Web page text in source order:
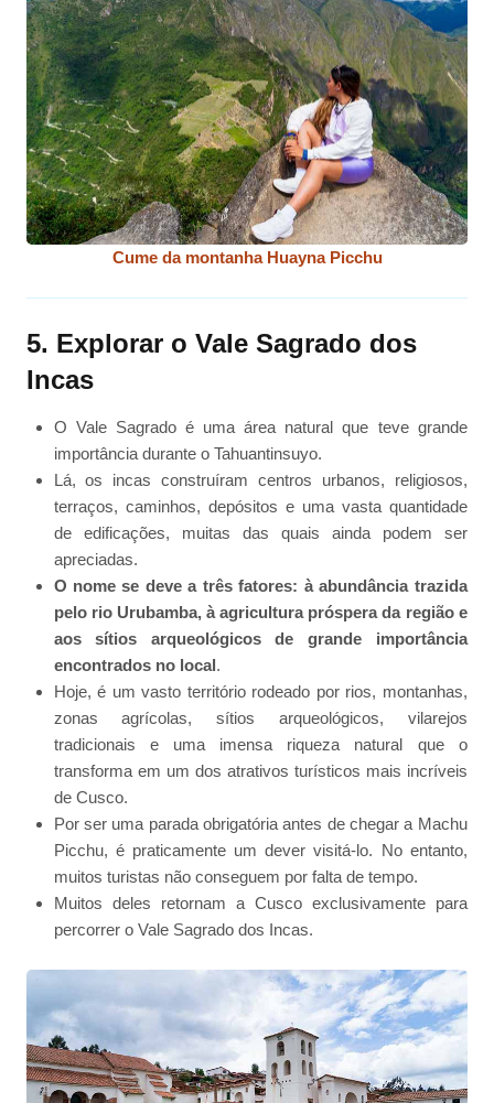
Cume da montanha Huayna Picchu
5. Explorar o Vale Sagrado dos
Incas
O Vale Sagrado é uma área natural que teve grande
importância durante o Tahuantinsuyo.
Lá, os incas construíram centros urbanos, religiosos,
terraços, caminhos, depósitos e uma vasta quantidade
de edificações, muitas das quais ainda podem ser
apreciadas.
O nome se deve a três fatores: à abundância trazida
pelo rio Urubamba, à agricultura próspera da região e
aos sítios arqueológicos de grande importância
encontrados no local.
Hoje, é um vasto território rodeado por rios, montanhas,
zonas agrícolas, sítios arqueológicos, vilarejos
tradicionais e uma imensa riqueza natural que o
transforma em um dos atrativos turísticos mais incríveis
de Cusco.
Por ser uma parada obrigatória antes de chegar a Machu
Picchu, é praticamente um dever visitá-lo. No entanto,
muitos turistas não conseguem por falta de tempo.
Muitos deles retornam a Cusco exclusivamente para
percorrer o Vale Sagrado dos Incas.